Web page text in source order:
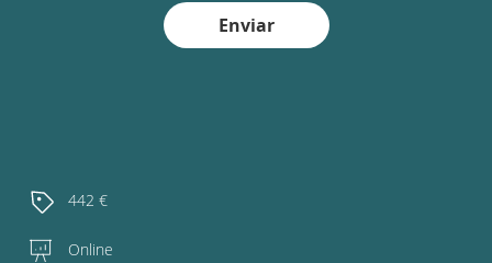
Enviar
442 €
Online